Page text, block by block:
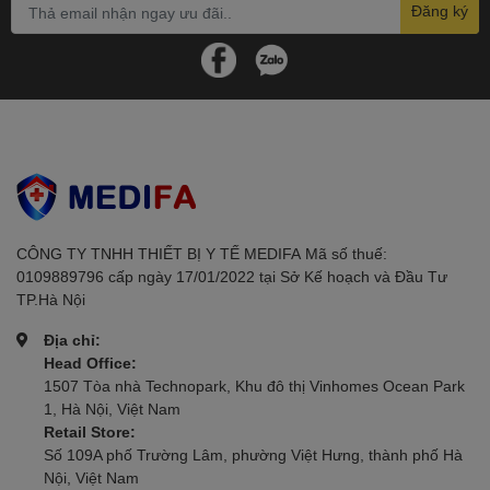
Stearyl alcohol
Dịu nhẹ và an toàn cho mọi loại da
Hiệu quả làm sạch tốt
Không gây bít tắc lỗ chân lông
Được khuyên dùng bởi chuyên gia
Không chứa hương liệu
Không chứa xà phòng
Cách sử dụng
1. Cách sử dụng thông thường (với nước)
Làm ướt mặt bằng nước ấm
Đăng ký
CÔNG TY TNHH THIẾT BỊ Y TẾ MEDIFAㅤㅤㅤㅤㅤㅤㅤ Mã số thuế:
0109889796 cấp ngày 17/01/2022 tại Sở Kế hoạch và Đầu Tư
TP.Hà Nội
Địa chỉ:
Head Office:
1507 Tòa nhà Technopark, Khu đô thị Vinhomes Ocean Park
1, Hà Nội, Việt Nam
Retail Store:
Số 109A phố Trường Lâm, phường Việt Hưng, thành phố Hà
Nội, Việt Nam